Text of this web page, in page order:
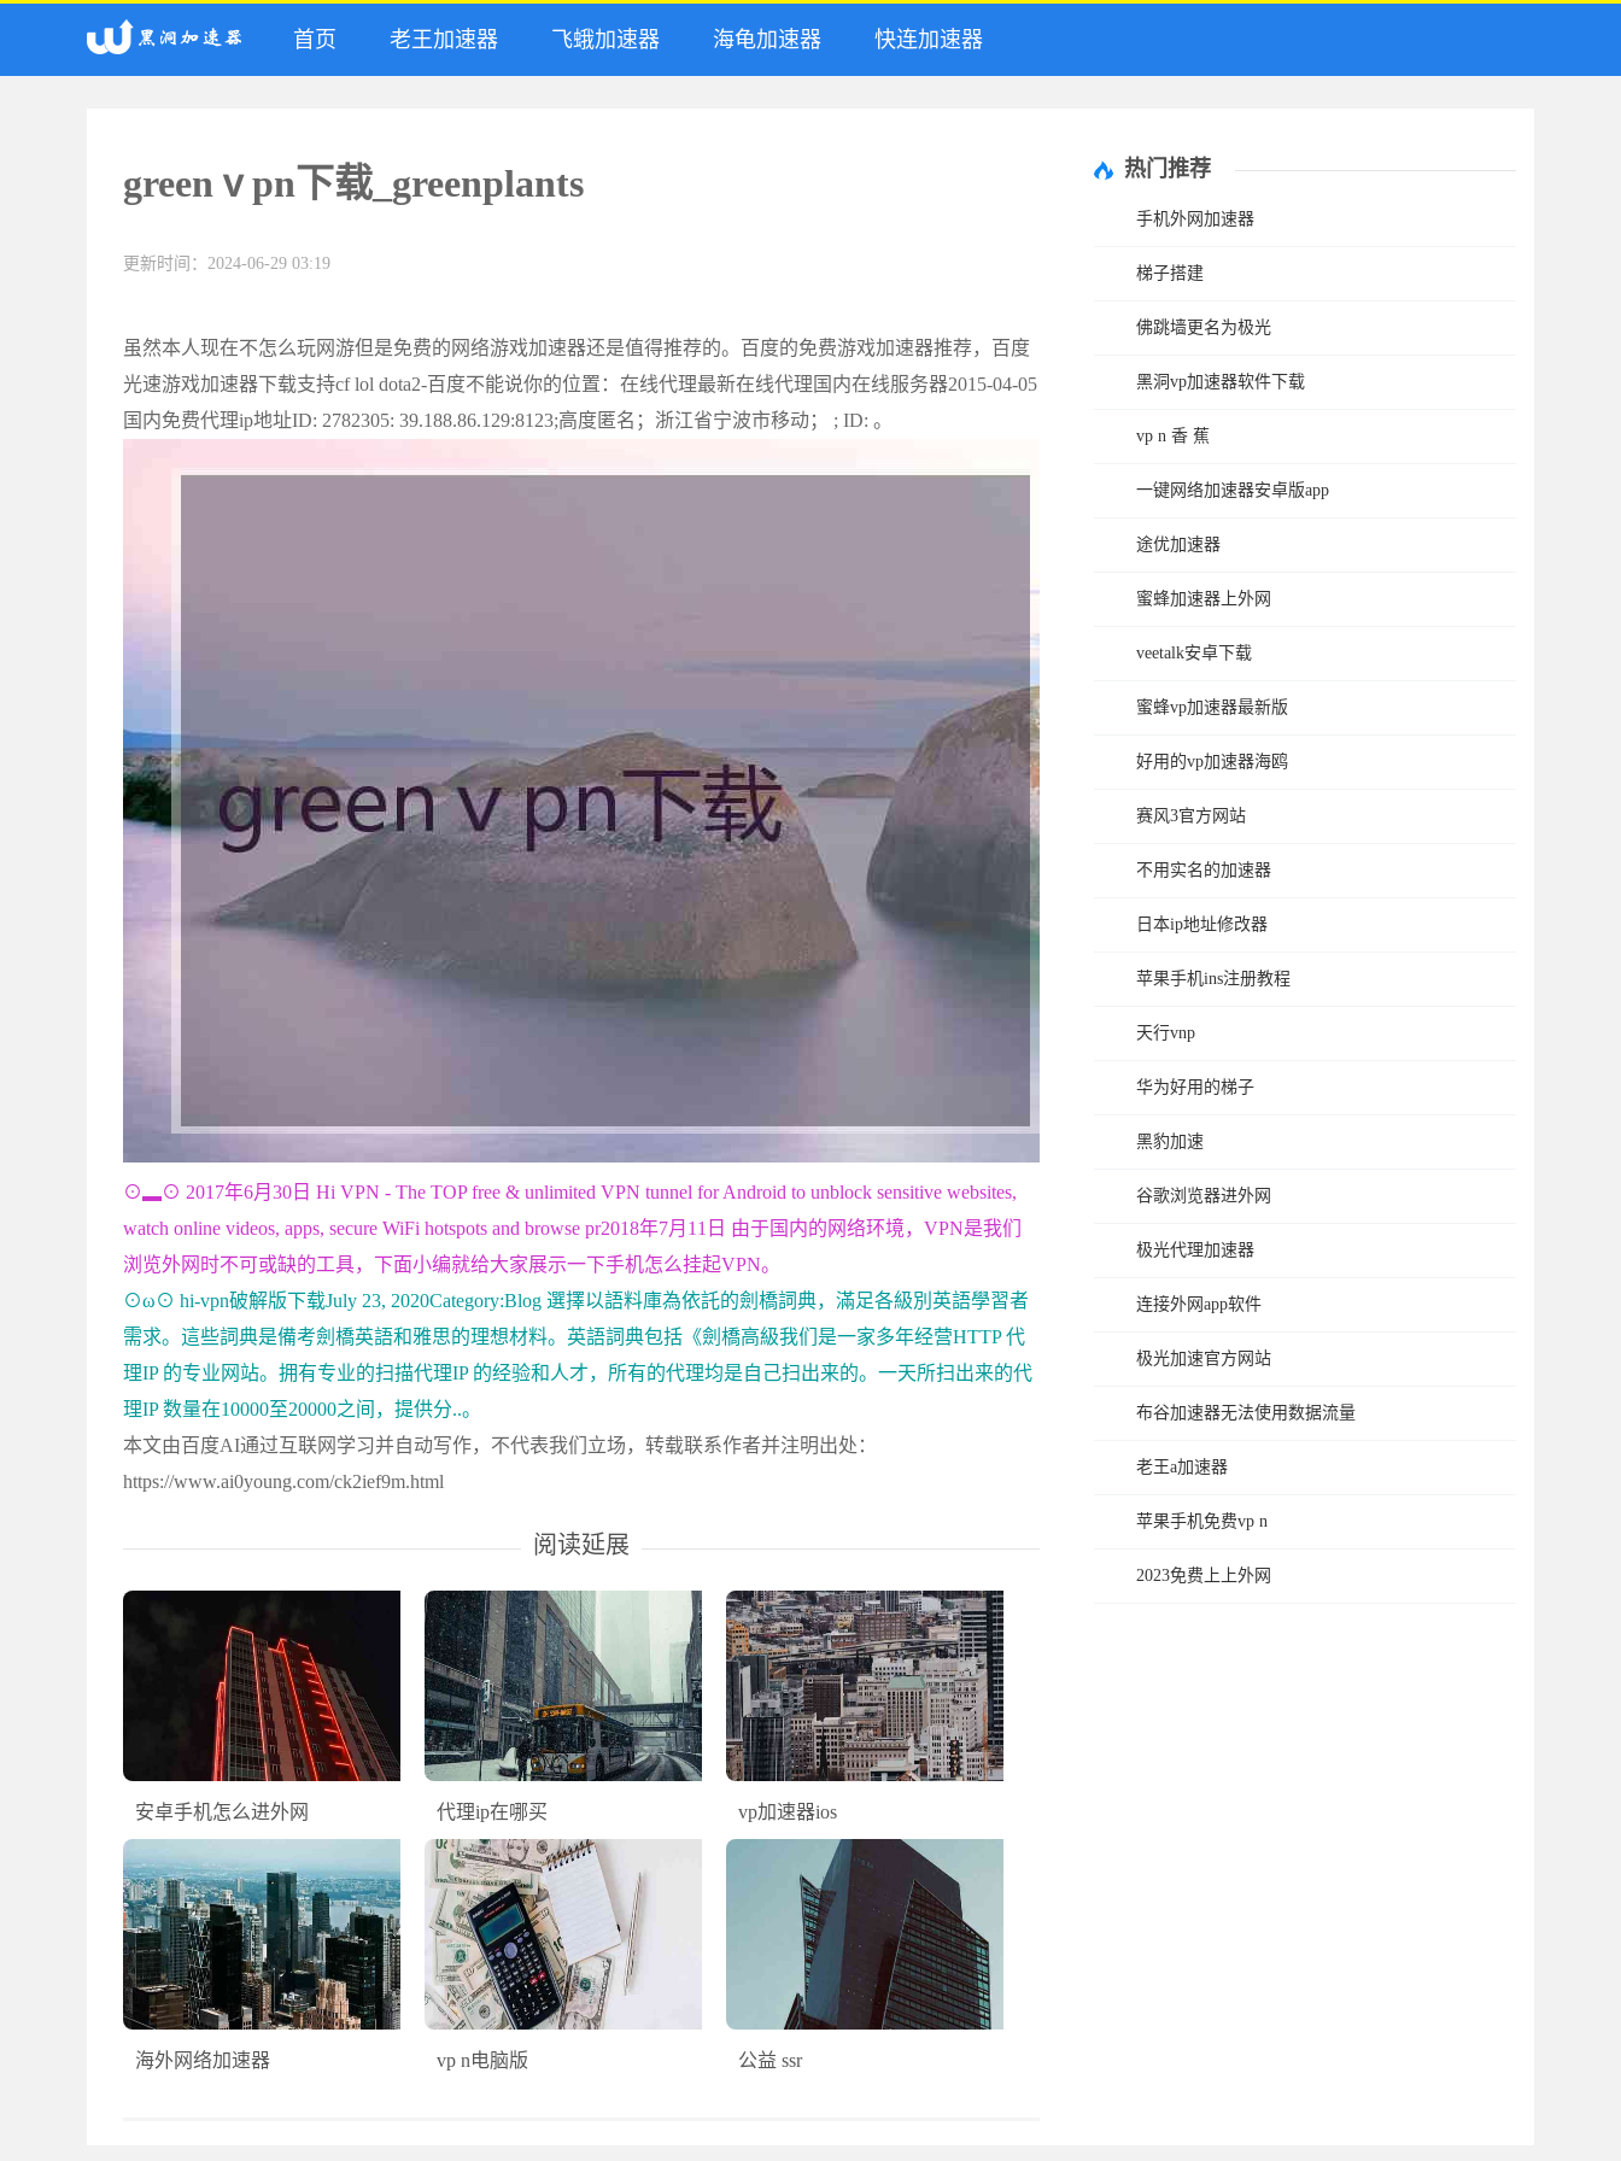
首页 老王加速器 飞蛾加速器 海龟加速器 快连加速器
greenⅴpn下载_greenplants
更新时间：2024-06-29 03:19
虽然本人现在不怎么玩网游但是免费的网络游戏加速器还是值得推荐的。百度的免费游戏加速器推荐，百度
光速游戏加速器下载支持cf lol dota2-百度不能说你的位置：在线代理最新在线代理国内在线服务器2015-04-05
国内免费代理ip地址ID: 2782305: 39.188.86.129:8123;高度匿名；浙江省宁波市移动； ; ID: 。
⊙▂⊙ 2017年6月30日 Hi VPN - The TOP free & unlimited VPN tunnel for Android to unblock sensitive websites,
watch online videos, apps, secure WiFi hotspots and browse pr2018年7月11日 由于国内的网络环境，VPN是我们
浏览外网时不可或缺的工具，下面小编就给大家展示一下手机怎么挂起VPN。
⊙ω⊙ hi-vpn破解版下载July 23, 2020Category:Blog 選擇以語料庫為依託的劍橋詞典，滿足各級別英語學習者
需求。這些詞典是備考劍橋英語和雅思的理想材料。英語詞典包括《劍橋高級我们是一家多年经营HTTP 代
理IP 的专业网站。拥有专业的扫描代理IP 的经验和人才，所有的代理均是自己扫出来的。一天所扫出来的代
理IP 数量在10000至20000之间，提供分..。
本文由百度AI通过互联网学习并自动写作，不代表我们立场，转载联系作者并注明出处：
https://www.ai0young.com/ck2ief9m.html
阅读延展
安卓手机怎么进外网 代理ip在哪买 vp加速器ios
海外网络加速器 vp n电脑版 公益 ssr
热门推荐
手机外网加速器
梯子搭建
佛跳墙更名为极光
黑洞vp加速器软件下载
vp n 香 蕉
一键网络加速器安卓版app
途优加速器
蜜蜂加速器上外网
veetalk安卓下载
蜜蜂vp加速器最新版
好用的vp加速器海鸥
赛风3官方网站
不用实名的加速器
日本ip地址修改器
苹果手机ins注册教程
天行vnp
华为好用的梯子
黑豹加速
谷歌浏览器进外网
极光代理加速器
连接外网app软件
极光加速官方网站
布谷加速器无法使用数据流量
老王a加速器
苹果手机免费vp n
2023免费上上外网